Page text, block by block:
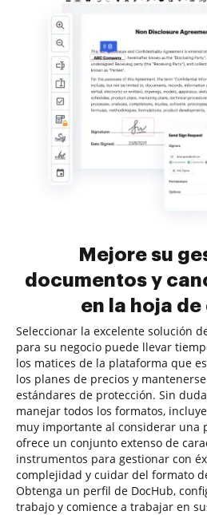
Mejore su
documentos y
en la hoja
Seleccionar la excelente solución
para su negocio puede llevar
los matices de la plataforma que
los planes de precios y
estándares de protección. Sin
manejar todos los formatos,
muy importante al considerar una
ofrece un conjunto extenso de
instrumentos para gestionar con
complejidad y cuidar del formato
Obtenga un perfil de DocHub,
trabajo y comience a trabajar en